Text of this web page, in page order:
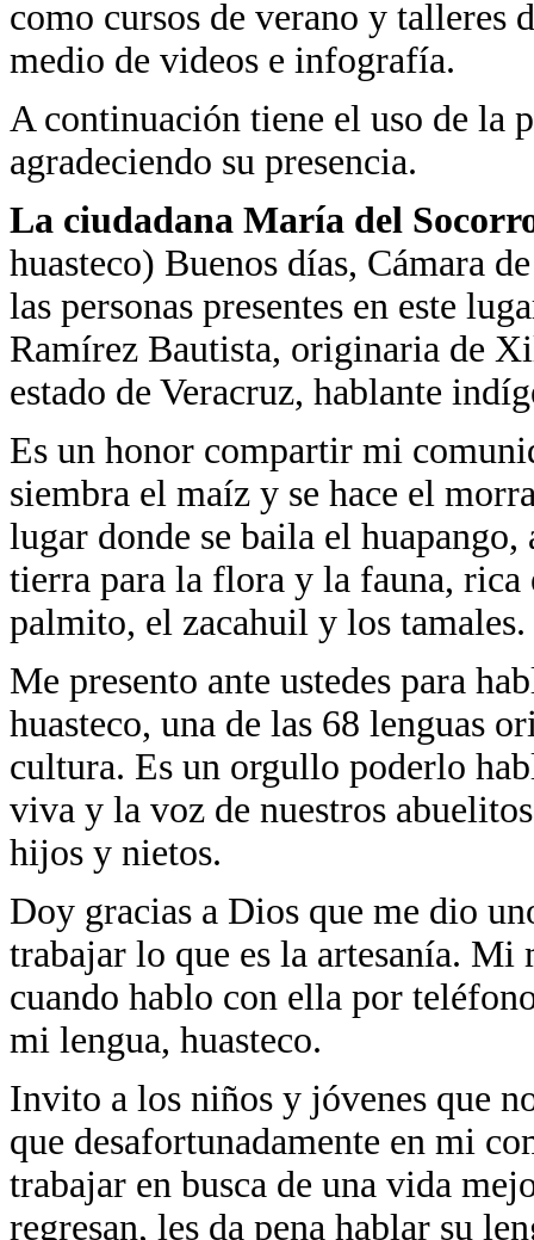
como cursos de verano y talleres
medio de videos e infografía.
A continuación tiene el uso de la
agradeciendo su presencia.
La ciudadana María del
huasteco) Buenos días, Cámara
las personas presentes en este
Ramírez Bautista, originaria de
estado de Veracruz, hablante
Es un honor compartir mi
siembra el maíz y se hace el
lugar donde se baila el
tierra para la flora y la fauna, rica
palmito, el zacahuil y los tamales.
Me presento ante ustedes para
huasteco, una de las 68 lenguas
cultura. Es un orgullo poderlo
viva y la voz de nuestros
hijos y nietos.
Doy gracias a Dios que me dio
trabajar lo que es la artesanía. Mi
cuando hablo con ella por
mi lengua, huasteco.
Invito a los niños y jóvenes que
que desafortunadamente en mi
trabajar en busca de una vida
regresan, les da pena hablar su